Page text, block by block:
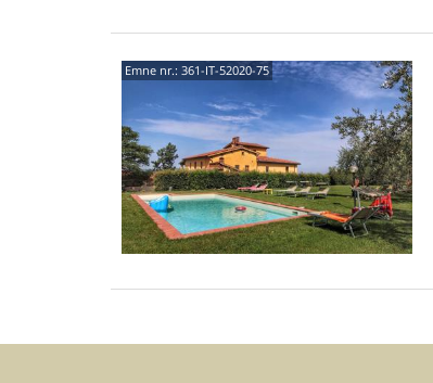
Emne nr.: 361-IT-52020-75